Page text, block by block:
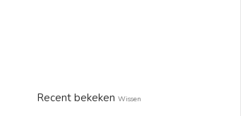
Recent bekeken Wissen